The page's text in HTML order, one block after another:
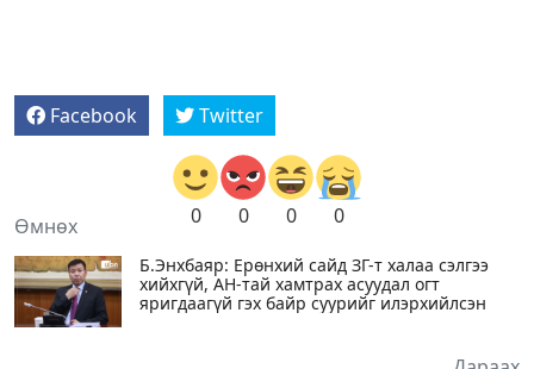
Facebook Twitter
0 0 0 0
Өмнөх
Б.Энхбаяр: Ерөнхий сайд ЗГ-т халаа сэлгээ
хийхгүй, АН-тай хамтрах асуудал огт
яригдаагүй гэх байр суурийг илэрхийлсэн